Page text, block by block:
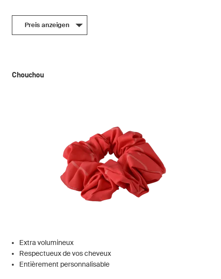
Preis anzeigen
Chouchou
Extra volumineux
Respectueux de vos cheveux
Entièrement personnalisable